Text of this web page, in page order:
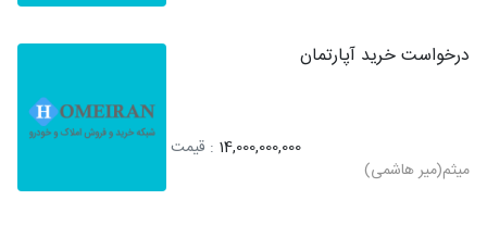
درخواست خرید آپارتمان
14,000,000,000 : قیمت
میثم(میر هاشمی)